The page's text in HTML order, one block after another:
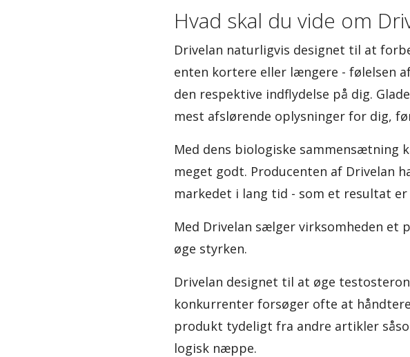
Hvad skal du vide om
Drivelan naturligvis designet til at
enten kortere eller længere - følelsen
den respektive indflydelse på dig.
mest afslørende oplysninger for dig,
Med dens biologiske sammensætning
meget godt. Producenten af Drivelan
markedet i lang tid - som et resultat
Med Drivelan sælger virksomheden et
øge styrken.
Drivelan designet til at øge
konkurrenter forsøger ofte at
produkt tydeligt fra andre artikler
logisk næppe.